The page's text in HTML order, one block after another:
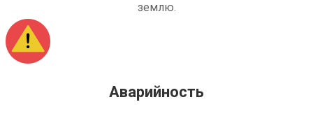
землю.
Аварийность